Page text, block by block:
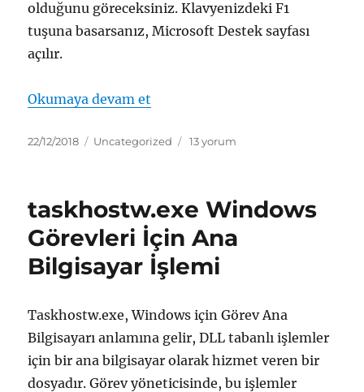
olduğunu göreceksiniz. Klavyenizdeki F1
tuşuna basarsanız, Microsoft Destek sayfası
açılır.
Okumaya devam et
Yayın
22/12/2018 Kategoriler
Uncategorized
helppane.exe
Destek
13 yorum
taskhostw.exe Windows
Görevleri İçin Ana
Bilgisayar İşlemi
Taskhostw.exe, Windows için Görev Ana
Bilgisayarı anlamına gelir, DLL tabanlı işlemler
için bir ana bilgisayar olarak hizmet veren bir
dosyadır. Görev yöneticisinde, bu işlemler